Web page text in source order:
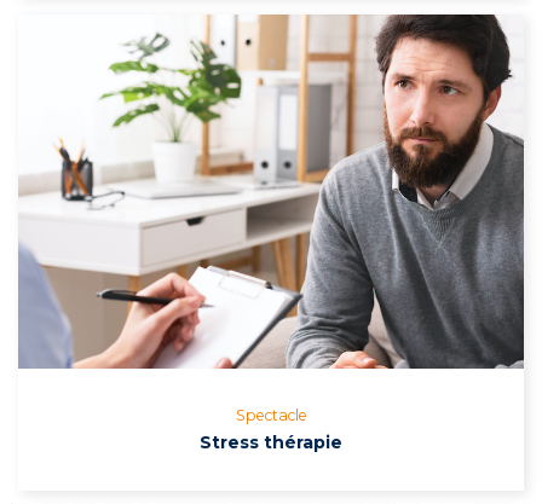
Spectacle
Stress thérapie